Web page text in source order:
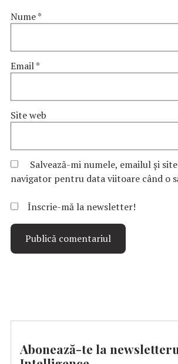
Nume*
Email*
Site web
Salvează-mi numele, emailul și
navigator pentru data viitoare când o
Înscrie-mă la newsletter!
Abonează-te la